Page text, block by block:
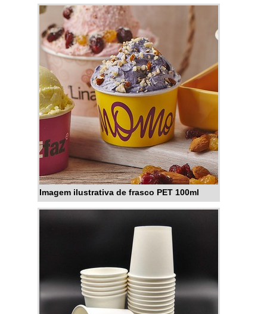
colaboradores da Macpet obterá
ótima qualidade com ótimo
custo-benefício.DIFERENCIAIS
IMPORTANTES DO FRASCO
PET PARA MOLHOSHá muitas
maneiras eficientes de
demonstrar competência e
excelência em uma área de
atuação...
Imagem ilustrativa de frasco PET 100ml